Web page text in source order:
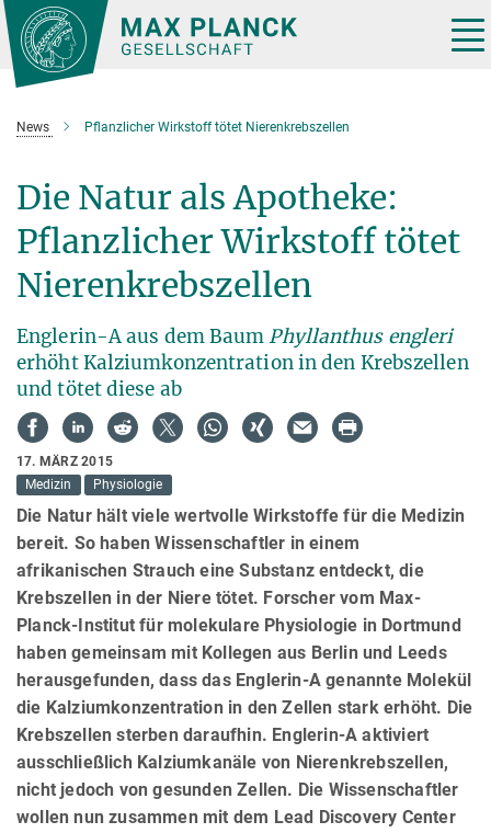
Hauptinhalt
News Pflanzlicher Wirkstoff tötet Nierenkrebszellen
Die Natur als Apotheke:
Pflanzlicher Wirkstoff tötet
Nierenkrebszellen
Englerin-A aus dem Baum Phyllanthus engleri
erhöht Kalziumkonzentration in den Krebszellen
und tötet diese ab
17. MÄRZ 2015
Medizin
Physiologie
Die Natur hält viele wertvolle Wirkstoffe für die Medizin
bereit. So haben Wissenschaftler in einem
afrikanischen Strauch eine Substanz entdeckt, die
Krebszellen in der Niere tötet. Forscher vom Max-
Planck-Institut für molekulare Physiologie in Dortmund
haben gemeinsam mit Kollegen aus Berlin und Leeds
herausgefunden, dass das Englerin-A genannte Molekül
die Kalziumkonzentration in den Zellen stark erhöht. Die
Krebszellen sterben daraufhin. Englerin-A aktiviert
ausschließlich Kalziumkanäle von Nierenkrebszellen,
nicht jedoch von gesunden Zellen. Die Wissenschaftler
wollen nun zusammen mit dem Lead Discovery Center